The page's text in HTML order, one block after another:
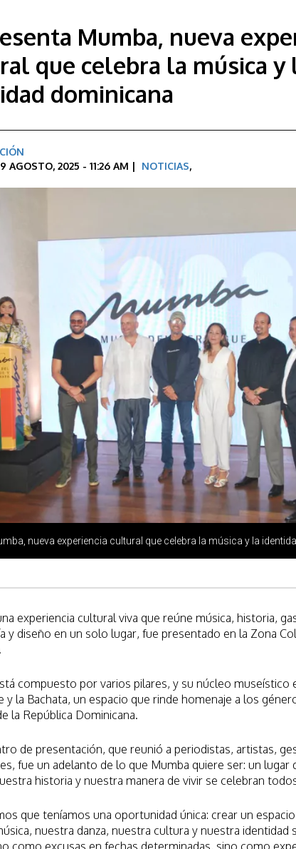
Mumba, nueva
que celebra la música y
dominicana
AGOSTO, 2025 - 11:26 AM | NOTICIAS,
nueva experiencia cultural que celebra la música y la
experiencia cultural viva que reúne música, historia,
y diseño en un solo lugar, fue presentado en la Zona
compuesto por varios pilares, y su núcleo museístico
y la Bachata, un espacio que rinde homenaje a los
la República Dominicana.
de presentación, que reunió a periodistas, artistas,
fue un adelanto de lo que Mumba quiere ser: un lugar
historia y nuestra manera de vivir se celebran
que teníamos una oportunidad única: crear un
nuestra danza, nuestra cultura y nuestra identidad